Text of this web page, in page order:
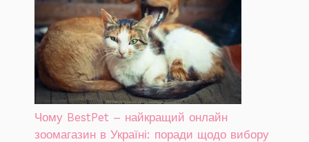
Чому BestPet – найкращий онлайн
зоомагазин в Україні: поради щодо вибору